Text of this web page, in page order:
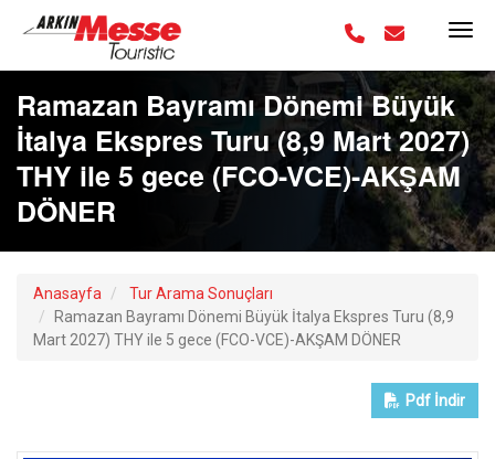
Ramazan Bayramı Dönemi Büyük
İtalya Ekspres Turu (8,9 Mart 2027)
THY ile 5 gece (FCO-VCE)-AKŞAM
DÖNER
Anasayfa
Tur Arama Sonuçları
Ramazan Bayramı Dönemi Büyük İtalya Ekspres Turu (8,9
Mart 2027) THY ile 5 gece (FCO-VCE)-AKŞAM DÖNER
Pdf İndir